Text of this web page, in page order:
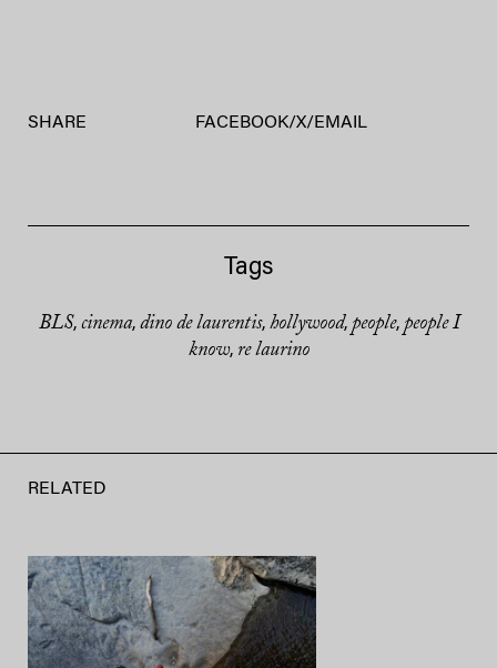
SHARE FACEBOOK/X/ EMAIL
Tags
BLS, cinema, dino de laurentis, hollywood, people, people I
know, re laurino
RELATED